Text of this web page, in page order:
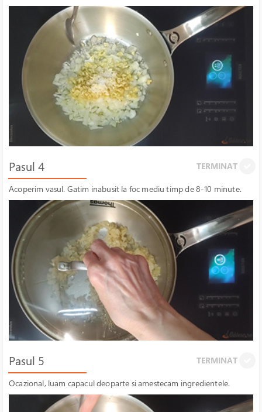
Pasul 4 TERMINAT
Acoperim vasul. Gatim inabusit la foc mediu timp de 8-10 minute.
Pasul 5 TERMINAT
Ocazional, luam capacul deoparte si amestecam ingredientele.